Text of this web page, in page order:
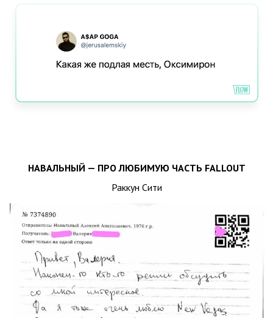
НАВАЛЬНЫЙ — ПРО ЛЮБИМУЮ ЧАСТЬ FALLOUT
Раккун Сити